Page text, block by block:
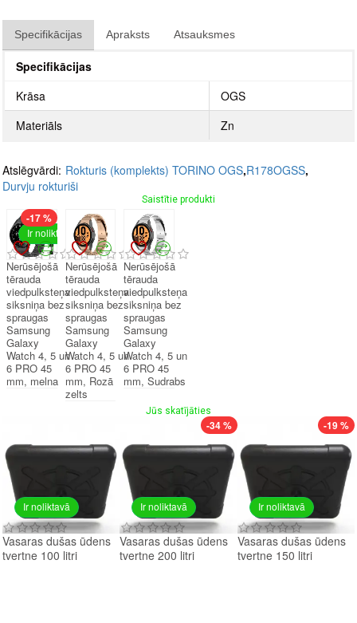
Specifikācijas Apraksts Atsauksmes
Specifikācijas
Krāsa
OGS
Materiāls
Zn
Atslēgvārdi: Rokturis (komplekts) TORINO OGS,R178OGSS,
Durvju rokturiši
Saistītie produkti
Ir noliktavā
-17 %
Nerūsējošā
tērauda
viedpulksteņa
siksniņa bez
spraugas
Samsung
Galaxy
Watch 4, 5 un
6 PRO 45
mm, melna
Nerūsējošā
tērauda
viedpulksteņa
siksniņa bez
spraugas
Samsung
Galaxy
Watch 4, 5 un
6 PRO 45
mm, Rozā
zelts
Nerūsējošā
tērauda
viedpulksteņa
siksniņa bez
spraugas
Samsung
Galaxy
Watch 4, 5 un
6 PRO 45
mm, Sudrabs
Jūs skatījāties
Ir noliktavā
Vasaras dušas ūdens
tvertne 100 litri
Ir noliktavā
-34 %
Vasaras dušas ūdens
tvertne 200 litri
Ir noliktavā
-19 %
Vasaras dušas ūdens
tvertne 150 litri